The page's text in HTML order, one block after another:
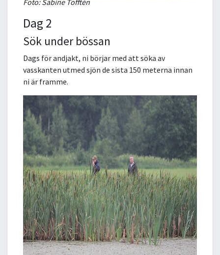
Dag 2
Sök under bössan
Dags för andjakt, ni börjar med att söka av
vasskanten utmed sjön de sista 150 meterna innan
ni är framme.